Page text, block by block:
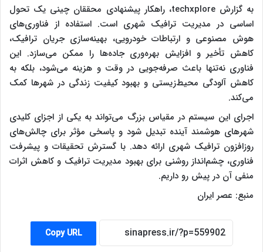
به گزارش techxplore، راهکار پیشنهادی محققان چینی یک تحول
اساسی در مدیریت ترافیک شهری است. استفاده از فناوری‌های
هوش مصنوعی و ارتباطات خودرویی، بهینه‌سازی جریان ترافیک،
کاهش تأخیر و افزایش بهره‌وری جاده‌ها را ممکن می‌سازد. این
فناوری نه‌تنها باعث صرفه‌جویی در وقت و هزینه می‌شود، بلکه به
کاهش آلودگی محیط‌زیستی و بهبود کیفیت زندگی در شهرها کمک
می‌کند.
اجرای این سیستم در مقیاس بزرگ می‌تواند به یکی از اجزای کلیدی
شهرهای هوشمند آینده تبدیل شود و پاسخی مؤثر برای چالش‌های
روزافزون ترافیک شهری ارائه دهد. با گسترش تحقیقات و پیشرفت
فناوری، چشم‌انداز روشنی برای بهبود مدیریت ترافیک و کاهش اثرات
منفی آن در پیش رو داریم.
منبع: عصر ایران
Copy URL